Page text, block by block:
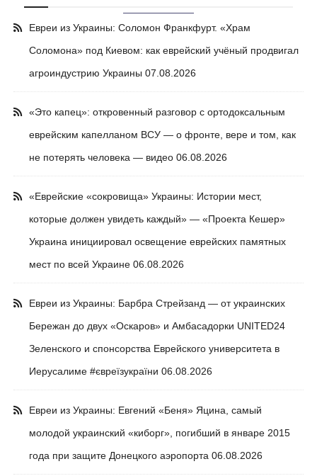
Евреи из Украины: Соломон Франкфурт. «Храм
Соломона» под Киевом: как еврейский учёный продвигал
агроиндустрию Украины 07.08.2026
«Это капец»: откровенный разговор с ортодоксальным
еврейским капелланом ВСУ — о фронте, вере и том, как
не потерять человека — видео 06.08.2026
«Еврейские «сокровища» Украины: Истории мест,
которые должен увидеть каждый» — «Проекта Кешер»
Украина инициировал освещение еврейских памятных
мест по всей Украине 06.08.2026
Евреи из Украины: Барбра Стрейзанд — от украинских
Бережан до двух «Оскаров» и Амбасадорки UNITED24
Зеленского и спонсорства Еврейского университета в
Иерусалиме #євреїзукраїни 06.08.2026
Евреи из Украины: Евгений «Беня» Яцина, самый
молодой украинский «киборг», погибший в январе 2015
года при защите Донецкого аэропорта 06.08.2026